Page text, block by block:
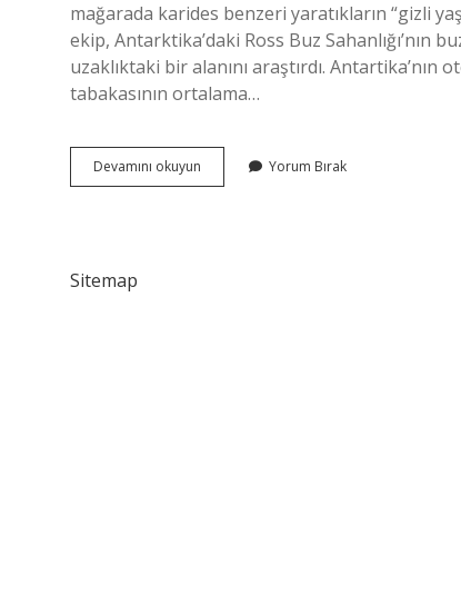
mağarada karides benzeri yaratıkların “gizli
ekip, Antarktika’daki Ross Buz Sahanlığı’nın
uzaklıktaki bir alanını araştırdı. Antartika’nın
tabakasının ortalama…
Devamını okuyun Antartikanın
Önemi
Yorum Bırak
Sitemap